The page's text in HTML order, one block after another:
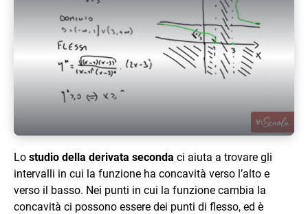
Play Video
Lo studio della derivata seconda ci aiuta a trovare gli
intervalli in cui la funzione ha concavità verso l’alto e
verso il basso. Nei punti in cui la funzione cambia la
concavità ci possono essere dei punti di flesso, ed è